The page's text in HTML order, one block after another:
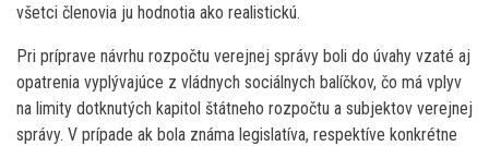
všetci členovia ju hodnotia ako realistickú.
Pri príprave návrhu rozpočtu verejnej správy boli do úvahy vzaté aj
opatrenia vyplývajúce z vládnych sociálnych balíčkov, čo má vplyv
na limity dotknutých kapitol štátneho rozpočtu a subjektov verejnej
správy. V prípade ak bola známa legislatíva, respektíve konkrétne